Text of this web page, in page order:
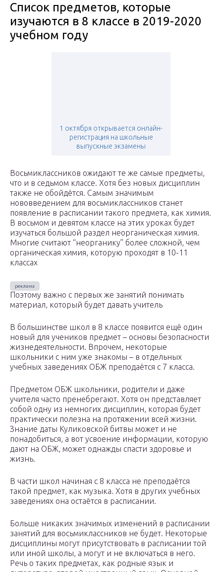
Список предметов, которые
изучаются в 8 классе в 2019-2020
учебном году
1 октября открывается онлайн-
регистрация на школьные
выпускные экзамены
Восьмиклассников ожидают те же самые предметы,
что и в седьмом классе. Хотя без новых дисциплин
также не обойдётся. Самым значимым
нововведением для восьмиклассников станет
появление в расписании такого предмета, как химия.
В восьмом и девятом классе на этих уроках будет
изучаться большой раздел неорганическая химия.
Многие считают “неорганику” более сложной, чем
органическая химия, которую проходят в 10-11
классах
Поэтому важно с первых же занятий понимать
материал, который будет давать учитель
В большинстве школ в 8 классе появится ещё один
новый для учеников предмет – основы безопасности
жизнедеятельности. Впрочем, некоторые
школьники с ним уже знакомы – в отдельных
учебных заведениях ОБЖ преподаётся с 7 класса.
Предметом ОБЖ школьники, родители и даже
учителя часто пренебрегают. Хотя он представляет
собой одну из немногих дисциплин, которая будет
практически полезна на протяжении всей жизни.
Знание даты Куликовской битвы может и не
понадобиться, а вот усвоение информации, которую
дают на ОБЖ, может однажды спасти здоровье и
жизнь.
В части школ начиная с 8 класса не преподаётся
такой предмет, как музыка. Хотя в других учебных
заведениях она остаётся в расписании.
Больше никаких значимых изменений в расписании
занятий для восьмиклассников не будет. Некоторые
дисциплины могут присутствовать в расписании той
или иной школы, а могут и не включаться в него.
Речь о таких предметах, как родные язык и